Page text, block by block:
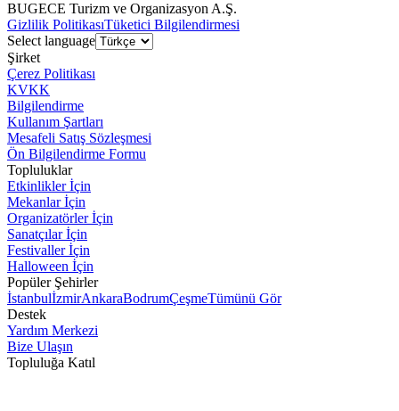
BUGECE Turizm ve Organizasyon A.Ş.
Gizlilik PolitikasıTüketici Bilgilendirmesi
Select language
Şirket
Çerez Politikası
KVKK
Bilgilendirme
Kullanım Şartları
Mesafeli Satış Sözleşmesi
Ön Bilgilendirme Formu
Topluluklar
Etkinlikler İçin
Mekanlar İçin
Organizatörler İçin
Sanatçılar İçin
Festivaller İçin
Halloween İçin
Popüler Şehirler
İstanbulİzmirAnkaraBodrumÇeşmeTümünü Gör
Destek
Yardım Merkezi
Bize Ulaşın
Topluluğa Katıl